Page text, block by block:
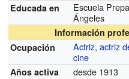
Educada en
Escuela
Ángeles
Información
Ocupación
Actriz,actriz
cine
Años activa desde 1913